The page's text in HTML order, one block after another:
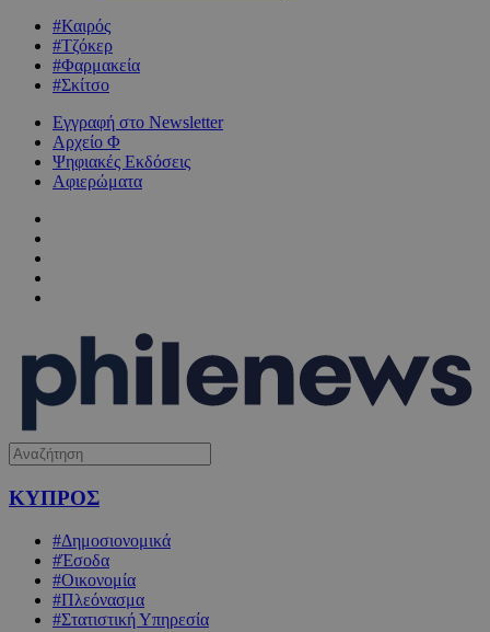
#Καιρός
#Τζόκερ
#Φαρμακεία
#Σκίτσο
Εγγραφή στο Newsletter
Αρχείο Φ
Ψηφιακές Εκδόσεις
Αφιερώματα
ΚΥΠΡΟΣ
#Δημοσιονομικά
#Έσοδα
#Οικονομία
#Πλεόνασμα
#Στατιστική Υπηρεσία